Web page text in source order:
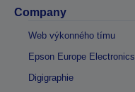
Company
Web výkonného tímu
Epson Europe Electronics
Digigraphie